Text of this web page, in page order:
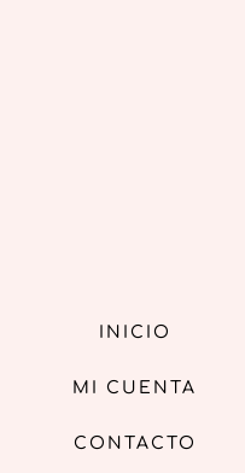
INICIO
MI CUENTA
CONTACTO